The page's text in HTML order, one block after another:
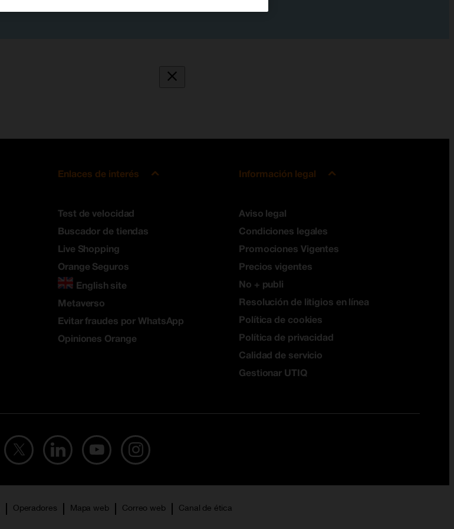
Enlaces de interés
Test de velocidad
Buscador de tiendas
Live Shopping
Orange Seguros
English site
Metaverso
Evitar fraudes por WhatsApp
Opiniones Orange
Información legal
Aviso legal
Condiciones legales
Promociones Vigentes
Precios vigentes
No + publi
Resolución de litigios en línea
Política de cookies
Política de privacidad
Calidad de servicio
Gestionar UTIQ
Operadores Mapa web Correo web Canal de ética